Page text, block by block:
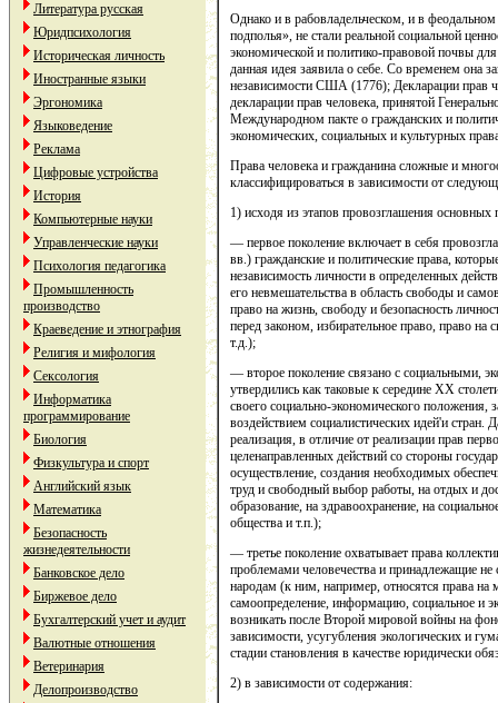
Литература русская
Юридпсихология
Историческая личность
Иностранные языки
Эргономика
Языковедение
Реклама
Цифровые устройства
История
Компьютерные науки
Управленческие науки
Психология педагогика
Промышленность
производство
Краеведение и этнография
Религия и мифология
Сексология
Информатика
программирование
Биология
Физкультура и спорт
Английский язык
Математика
Безопасность
жизнедеятельности
Банковское дело
Биржевое дело
Бухгалтерский учет и аудит
Валютные отношения
Ветеринария
Делопроизводство
Однако и в рабовладельческом, и в
подполья», не стали реальной социальной
экономической и политико-правовой почвы
данная идея заявила о себе. Со временем она
независимости США (1776); Декларации прав
декларации прав человека, принятой
Международном пакте о гражданских и
экономических, социальных и культурных
Права человека и гражданина сложные и
классифицироваться в зависимости от
1) исходя из этапов провозглашения
— первое поколение включает в себя
вв.) гражданские и политические права,
независимость личности в определенных
его невмешательства в область свободы и
право на жизнь, свободу и безопасность
перед законом, избирательное право, право
т.д.);
— второе поколение связано с социальными,
утвердились как таковые к середине XX
своего социально-экономического положения,
воздействием социалистических идей'и
реализация, в отличие от реализации прав
целенаправленных действий со стороны
осуществление, создания необходимых
труд и свободный выбор работы, на отдых и
образование, на здравоохранение, на
общества и т.п.);
— третье поколение охватывает права
проблемами человечества и принадлежащие
народам (к ним, например, относятся права
самоопределение, информацию, социальное и
возникать после Второй мировой войны на
зависимости, усугубления экологических и
стадии становления в качестве юридически
2) в зависимости от содержания: